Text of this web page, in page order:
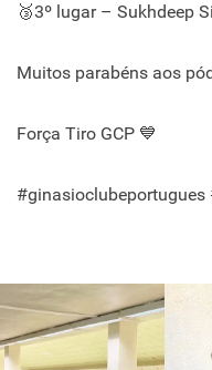
🥉3º lugar – Sukhdeep
Muitos parabéns aos
Força Tiro GCP 💙